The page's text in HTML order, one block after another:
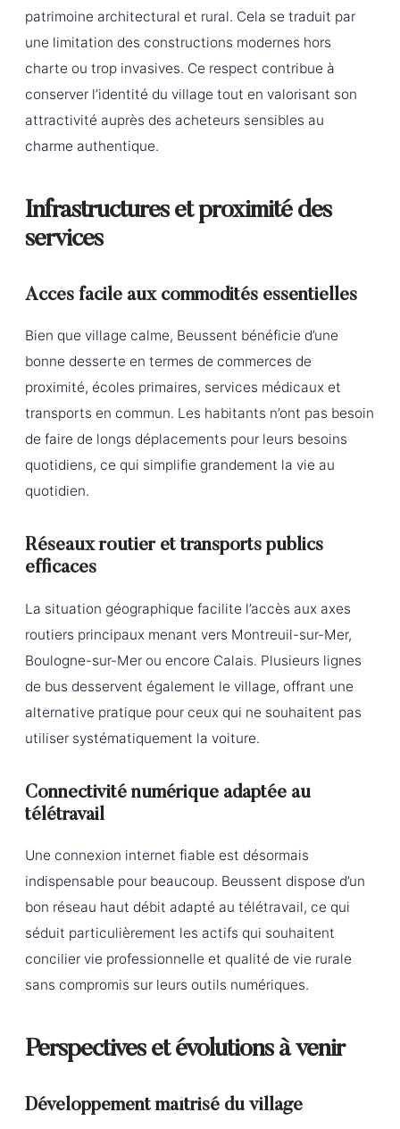
patrimoine architectural et rural. Cela se traduit par
une limitation des constructions modernes hors
charte ou trop invasives. Ce respect contribue à
conserver l’identité du village tout en valorisant son
attractivité auprès des acheteurs sensibles au
charme authentique.
Infrastructures et proximité des
services
Accès facile aux commodités essentielles
Bien que village calme, Beussent bénéficie d’une
bonne desserte en termes de commerces de
proximité, écoles primaires, services médicaux et
transports en commun. Les habitants n’ont pas besoin
de faire de longs déplacements pour leurs besoins
quotidiens, ce qui simplifie grandement la vie au
quotidien.
Réseaux routier et transports publics
efficaces
La situation géographique facilite l’accès aux axes
routiers principaux menant vers Montreuil-sur-Mer,
Boulogne-sur-Mer ou encore Calais. Plusieurs lignes
de bus desservent également le village, offrant une
alternative pratique pour ceux qui ne souhaitent pas
utiliser systématiquement la voiture.
Connectivité numérique adaptée au
télétravail
Une connexion internet fiable est désormais
indispensable pour beaucoup. Beussent dispose d’un
bon réseau haut débit adapté au télétravail, ce qui
séduit particulièrement les actifs qui souhaitent
concilier vie professionnelle et qualité de vie rurale
sans compromis sur leurs outils numériques.
Perspectives et évolutions à venir
Développement maîtrisé du village